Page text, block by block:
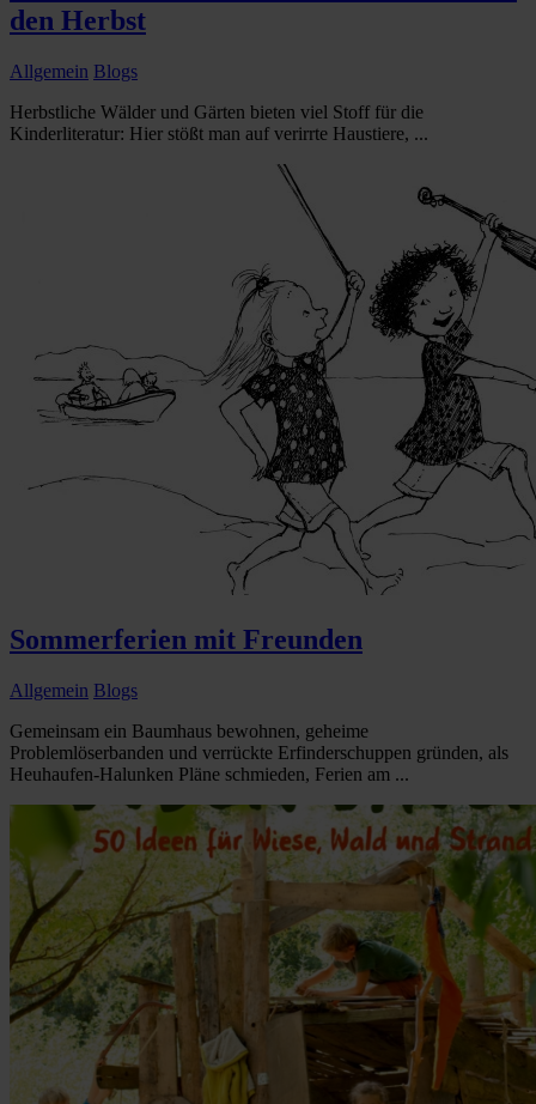
den Herbst
Allgemein Blogs
Herbstliche Wälder und Gärten bieten viel Stoff für die
Kinderliteratur: Hier stößt man auf verirrte Haustiere, ...
Sommerferien mit Freunden
Allgemein Blogs
Gemeinsam ein Baumhaus bewohnen, geheime
Problemlöserbanden und verrückte Erfinderschuppen gründen, als
Heuhaufen-Halunken Pläne schmieden, Ferien am ...